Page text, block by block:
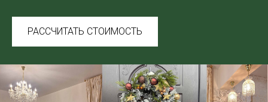
РАССЧИТАТЬ СТОИМОСТЬ